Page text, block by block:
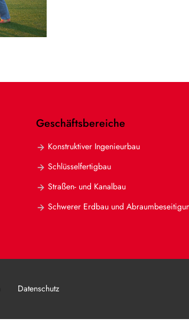
Geschäftsbereiche
Konstruktiver Ingenieurbau
Schlüsselfertigbau
Straßen- und Kanalbau
Schwerer Erdbau und
Datenschutz